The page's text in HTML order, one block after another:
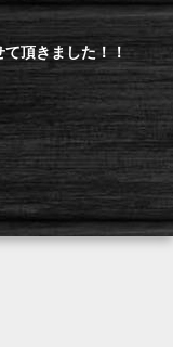
頂きました！！